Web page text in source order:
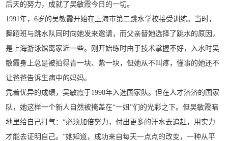
后天的努力，成就了吴敏霞今日的一切。
1991年，6岁的吴敏霞开始在上海市第二跳水学校接受训练。当时，
舞蹈班与跳水队同时向她发来邀请，而父亲替她选择了跳水的原因，
是上海游泳馆离家近一些。刚开始练时由于技术掌握不好，入水时吴
敏霞身上总是被拍得青一块、紫一块，但她从不叫疼，懂事的她还不
让爸爸告诉生病中的妈妈。
凭着优异的成绩，吴敏霞于1998年入选国家队。但在人才济济的国家
队，她这样一个新人自然被掩盖在“一姐”们的光彩之下。但吴敏霞暗
地里给自己打气：“必须加倍努力，付出更多的汗水去追赶，用实力
才能去证明自己。”她知道，成功来自每天一点点的改变，一种从平